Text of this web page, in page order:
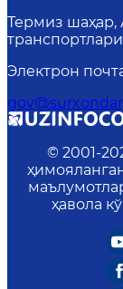
Термиз шаҳар,
транспортлари:
Электрон
© 2001-
ҳавола